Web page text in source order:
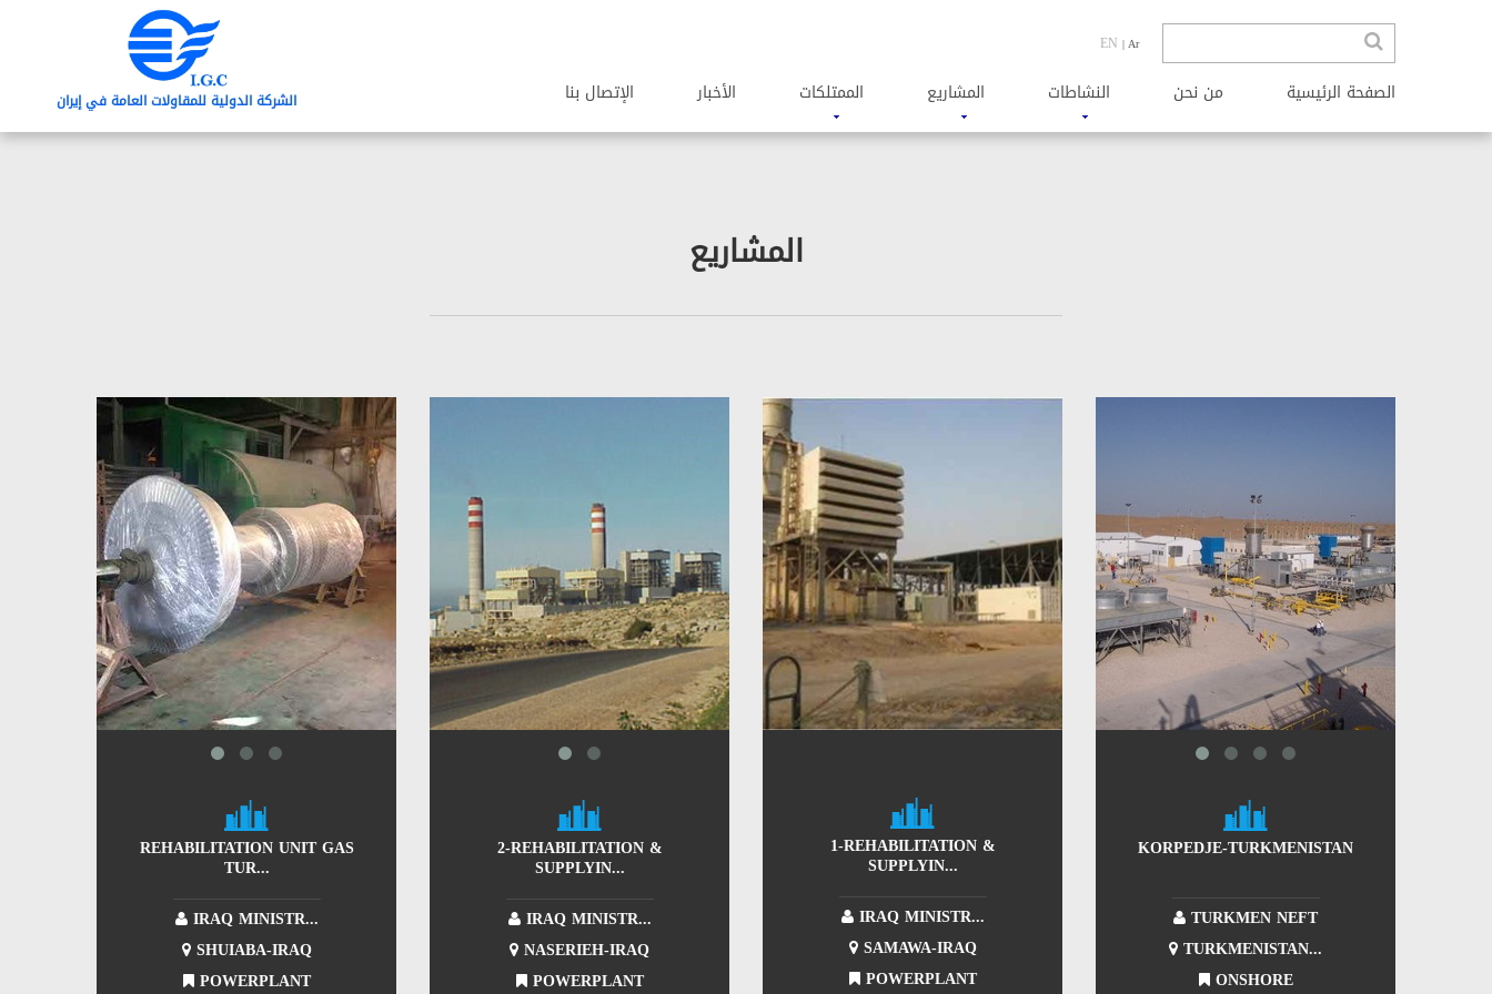
EN | Ar
الشرکة الدولیة للمقاولات العامة في إیران الإتصال بنا الأخبار الممتلکات المشاریع النشاطات من نحن الصفحة الرئیسیة
المشاریع
REHABILITATION UNIT GAS
TUR...
IRAQ MINISTR...
SHUIABA-IRAQ
POWERPLANT
2-REHABILITATION &
SUPPLYIN...
IRAQ MINISTR...
NASERIEH-IRAQ
POWERPLANT
1-REHABILITATION &
SUPPLYIN...
IRAQ MINISTR...
SAMAWA-IRAQ
POWERPLANT
KORPEDJE-TURKMENISTAN
TURKMEN NEFT
TURKMENISTAN...
ONSHORE